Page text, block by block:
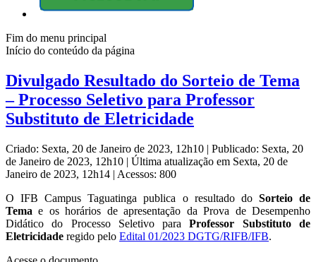
Fim do menu principal
Início do conteúdo da página
Divulgado Resultado do Sorteio de Tema
– Processo Seletivo para Professor
Substituto de Eletricidade
Criado: Sexta, 20 de Janeiro de 2023, 12h10 | Publicado: Sexta, 20
de Janeiro de 2023, 12h10 | Última atualização em Sexta, 20 de
Janeiro de 2023, 12h14 | Acessos: 800
O IFB Campus Taguatinga publica o resultado do Sorteio de
Tema e os horários de apresentação da Prova de Desempenho
Didático do Processo Seletivo paraProfessor Substituto de
Eletricidade regido pelo Edital 01/2023 DGTG/RIFB/IFB.